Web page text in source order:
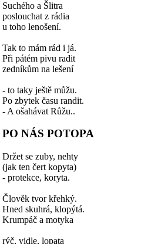
Suchého a Šlitra
poslouchat z rádia
u toho lenošení.
Tak to mám rád i já.
Při pátém pivu radit
zedníkům na lešení
- to taky ještě můžu.
Po zbytek času randit.
- A ošahávat Růžu..
PO NÁS POTOPA
Držet se zuby, nehty
(jak ten čert kopyta)
- protekce, koryta.
Člověk tvor křehký.
Hned skuhrá, klopýtá.
Krumpáč a motyka
rýč, vidle, lopata